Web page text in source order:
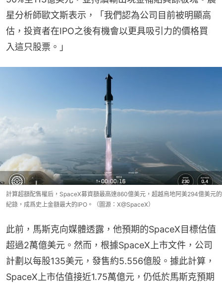
星分析師歐文斯表示，「我們認為公司目前被明顯高
估，投資者在IPO之後有機會以更具吸引力的價格買
入這只股票。」
計算超額配售權后，SpaceX募資額最高達860億美元，超越烏地阿美294億美元的
紀錄，成爲史上金額最大的IPO。（圖源：X@SpaceX）
此前，馬斯克向媒體透露，他預期的SpaceX目標估值
超過2萬億美元。然而，根據SpaceX上市文件，公司
計劃以每股135美元，發售約5.556億股。據此計算，
SpaceX上市估值接近1.75萬億元，仍低於馬斯克預期